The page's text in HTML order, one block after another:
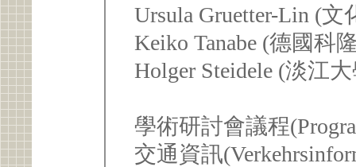
Ursula Gruetter-Lin (
Keiko Tanabe (德國科
Holger Steidele (淡江
學術研討會議程
交通資訊